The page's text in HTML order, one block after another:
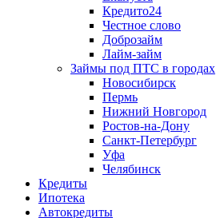
Кредито24
Честное слово
Доброзайм
Лайм-займ
Займы под ПТС в городах
Новосибирск
Пермь
Нижний Новгород
Ростов-на-Дону
Санкт-Петербург
Уфа
Челябинск
Кредиты
Ипотека
Автокредиты